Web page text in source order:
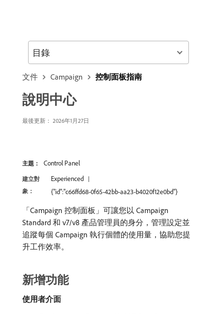
文件 Campaign 控制面板指南
說明中心
最後更新： 2026年1月27日
主題： Control Panel
建立對
象：
Experienced
{"id":"c66ffd68-0f65-42bb-aa23-b4020f12e0bd"}
「Campaign 控制面板」可讓您以 Campaign
Standard 和 v7/v8 產品管理員的身分，管理設定並
追蹤每個 Campaign 執行個體的使用量，協助您提
升工作效率。
新增功能
使用者介面
目錄